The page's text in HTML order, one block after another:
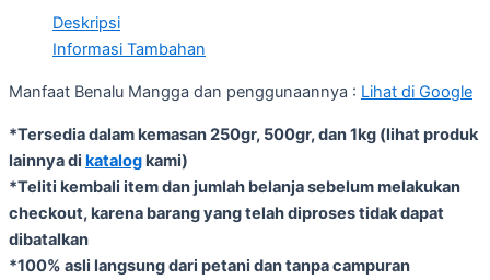
Deskripsi
Informasi Tambahan
Manfaat Benalu Mangga dan penggunaannya : Lihat di Google
*Tersedia dalam kemasan 250gr, 500gr, dan 1kg (lihat produk
lainnya di katalogkami)
*Teliti kembali item dan jumlah belanja sebelum melakukan
checkout, karena barang yang telah diproses tidak dapat
dibatalkan
*100% asli langsung dari petani dan tanpa campuran